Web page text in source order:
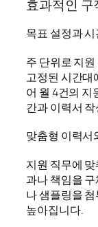
효과적인 구
목표 설정과 시
주 단위로 지
고정된 시간대
어 월 4건의 지
간과 이력서
맞춤형 이력서
지원 직무에
과나 책임을
나 샘플링을
높아집니다.